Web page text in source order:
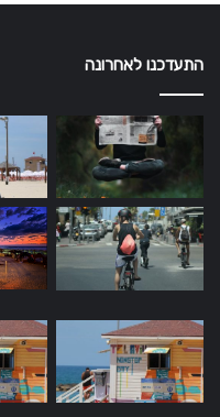
התעדכנו לאחרונה